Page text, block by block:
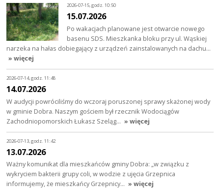
2026-07-15, godz. 10:50
15.07.2026
Po wakacjach planowane jest otwarcie nowego
basenu SDS. Mieszkanka bloku przy ul. Wąskiej
narzeka na hałas dobiegający z urządzeń zainstalowanych na dachu…
» więcej
2026-07-14, godz. 11:48
14.07.2026
W audycji powróciliśmy do wczoraj poruszonej sprawy skażonej wody
w gminie Dobra. Naszym gościem był rzecznik Wodociągów
Zachodniopomorskich Łukasz Szeląg… » więcej
2026-07-13, godz. 11:42
13.07.2026
Ważny komunikat dla mieszkańców gminy Dobra: „w związku z
wykryciem bakterii grupy coli, w wodzie z ujęcia Grzepnica
informujemy, że mieszkańcy Grzepnicy… » więcej